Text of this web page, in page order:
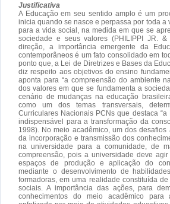
Justificativa
A Educação em seu sentido amplo é um
inicia quando se nasce e perpassa por toda a
para a vida social, na medida em que se
sociedade e seus valores (PHILIPPI JR. &
direção, a importância emergente da
contemporâneos é um fato consolidado em
ponto que, a Lei de Diretrizes e Bases da
diz respeito aos objetivos do ensino
aponta para “a compreensão do ambiente
dos valores em que se fundamenta a
cenário de mudanças na educação
como um dos temas transversais,
Curriculares Nacionais PCNs que destaca “a
indispensável para a transformação da
1998). No meio acadêmico, um dos desafios
da incorporação e transmissão dos
na universidade para a comunidade, de
compreensão, pois a universidade deve
espaços de produção e aplicação do
mediante o desenvolvimento de
formadoras, em uma realidade constituída
sociais. A importância das ações, para
conhecimentos do meio acadêmico